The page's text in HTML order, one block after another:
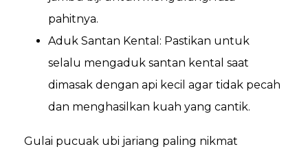
pahitnya.
Aduk Santan Kental: Pastikan untuk
selalu mengaduk santan kental saat
dimasak dengan api kecil agar tidak pecah
dan menghasilkan kuah yang cantik.
Gulai pucuak ubi jariang paling nikmat